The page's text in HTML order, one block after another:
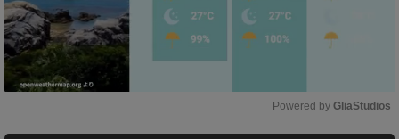
Powered by GliaStudios